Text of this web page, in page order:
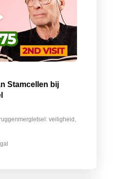
Stamcellen bij
veiligheid,